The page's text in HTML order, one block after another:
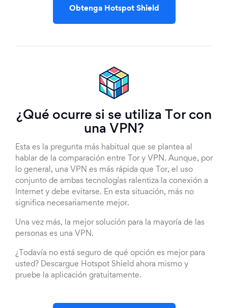
Obtenga Hotspot Shield
¿Qué ocurre si se utiliza Tor con
una VPN?
Esta es la pregunta más habitual que se plantea al
hablar de la comparación entre Tor y VPN. Aunque, por
lo general, una VPN es más rápida que Tor, el uso
conjunto de ambas tecnologías ralentiza la conexión a
Internet y debe evitarse. En esta situación, más no
significa necesariamente mejor.
Una vez más, la mejor solución para la mayoría de las
personas es una VPN.
¿Todavía no está seguro de qué opción es mejor para
usted? Descargue Hotspot Shield ahora mismo y
pruebe la aplicación gratuitamente.